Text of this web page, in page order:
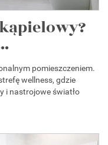
pomieszczeniem.
wellness, gdzie
i nastrojowe światło